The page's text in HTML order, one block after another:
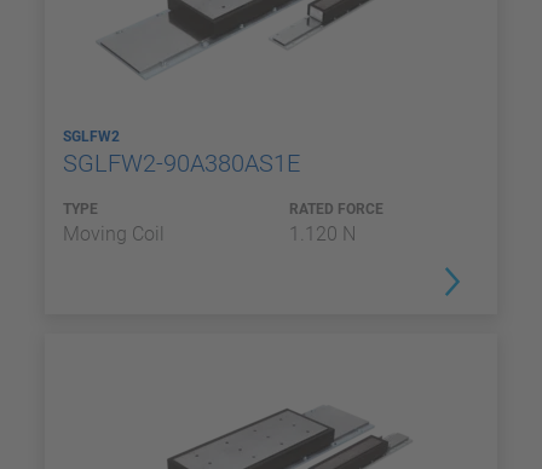
SGLFW2
SGLFW2-90A380AS1E
TYPE
Moving Coil
RATED FORCE
1.120 N